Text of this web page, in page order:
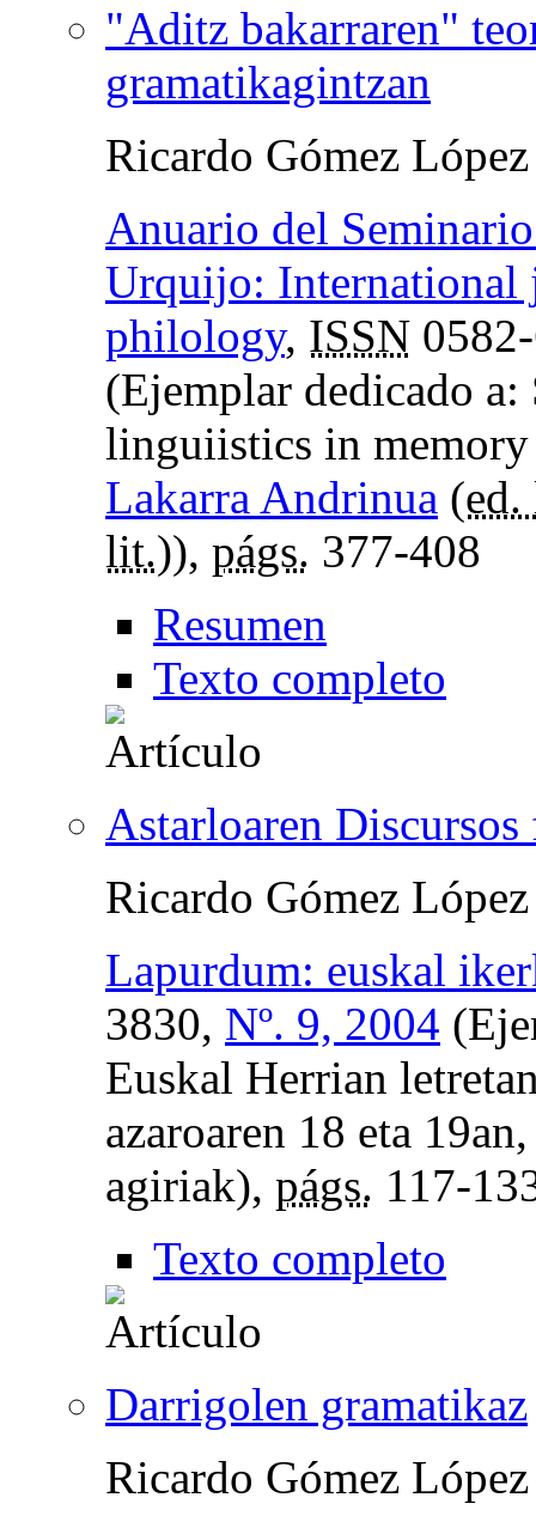
"Aditz bakarraren"
gramatikagintzan
Ricardo Gómez López
Anuario del
Urquijo: International
philology, ISSN
(Ejemplar dedicado
linguiistics in
Lakarra Andrinua (
lit.)), págs. 377-408
Resumen
Texto completo
Astarloaren
Ricardo Gómez López
Lapurdum: euskal
3830, Nº. 9, 2004
Euskal Herrian
azaroaren 18 eta
agiriak), págs. 117-
Texto completo
Darrigolen gramatikaz
Ricardo Gómez López